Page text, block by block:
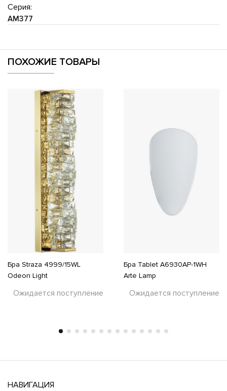
Серия:
AM377
ПОХОЖИЕ ТОВАРЫ
Бра Straza 4999/15WL
Odeon Light
Ожидается поступление
Бра Tablet A6930AP-1WH
Arte Lamp
Ожидается поступление
НАВИГАЦИЯ